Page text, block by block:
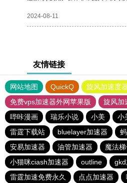
2024-08-11
友情链接
网站地图 QuickQ 旋风加速度
免费vps加速器外网苹果版
旋风加
哔咔漫画
瑞乐小说 小美 小
雷霆下载站
bluelayer加速器
安易加速器
油管加速器 魔法
小猫咪ciash加速器
outline
雷霆加速免费永久
点点加速器